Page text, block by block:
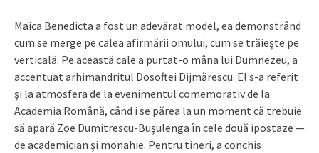
Maica Benedicta a fost un adevărat model, ea demonstrând
cum se merge pe calea afirmării omului, cum se trăiește pe
verticală. Pe această cale a purtat-o mâna lui Dumnezeu, a
accentuat arhimandritul Dosoftei Dijmărescu. El s-a referit
și la atmosfera de la evenimentul comemorativ de la
Academia Română, când i se părea la un moment că trebuie
să apară Zoe Dumitrescu-Bușulenga în cele două ipostaze —
de academician și monahie. Pentru tineri, a conchis